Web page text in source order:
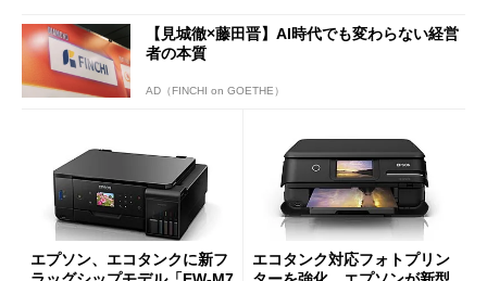
【見城徹×藤田晋】AI時代でも変わらない経営
者の本質
AD（FINCHI on GOETHE）
エプソン、エコタンクに新フ
エコタンク対応フォトプリン